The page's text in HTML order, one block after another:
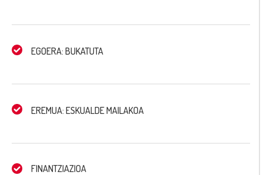
EGOERA: BUKATUTA
EREMUA: ESKUALDE MAILAKOA
FINANTZIAZIOA